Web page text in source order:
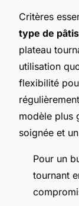
Critères
type de
plateau
utilisation
flexibilité
modèle plus
soignée et
Pour un
tournant